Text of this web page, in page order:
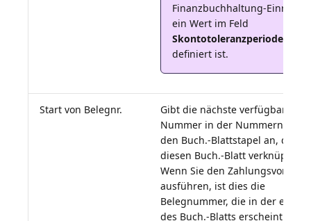
Finanzbuchhaltung-
ein Wert im Feld
Skontotoleranzperiode
definiert ist.
Start von Belegnr.
Gibt die nächste verfügbare
Nummer in der Nummernserie
den Buch.-Blattstapel an, der
diesen Buch.-Blatt verknüpft ist.
Wenn Sie den
ausführen, ist dies die
Belegnummer, die in der ersten
des Buch.-Blatts erscheint. Sie